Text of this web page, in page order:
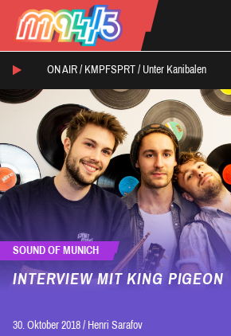
ON AIR / KMPFSPRT / Unter Kanibalen
SOUND OF MUNICH
INTERVIEW MIT KING PIGEON
30. Oktober 2018 / Henri Sarafov